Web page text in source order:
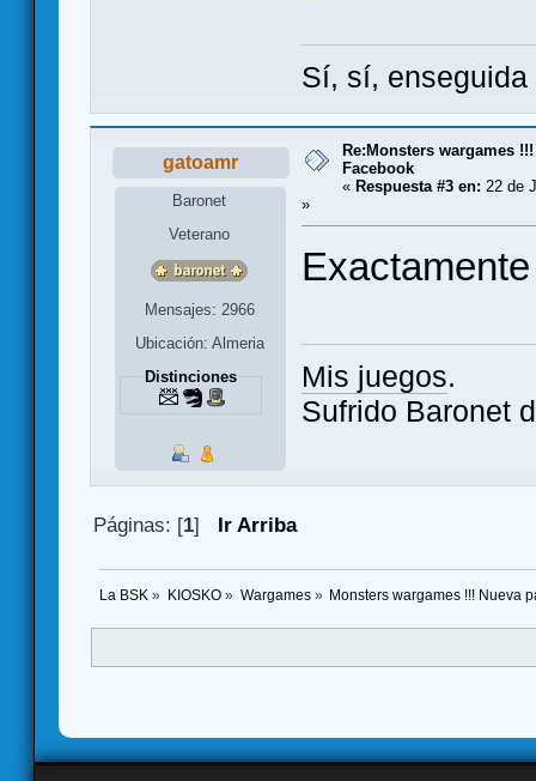
Sí, sí,
gatoamr
Baronet
Veterano
Mensajes: 2966
Ubicación: Almeria
Distinciones
Re:Monsters wargames
Facebook
« Respuesta #3 en: 22 de
»
Mis juegos.
Sufrido Baronet
Páginas: [1] Ir Arriba
La BSK » KIOSKO» Wargames» Monsters wargames !!! Nueva